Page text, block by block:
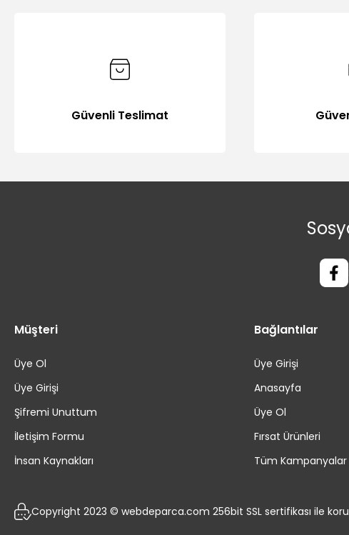
Güvenli Teslimat
Müşteri
Üye Ol
Üye Girişi
Şifremi Unuttum
İletişim Formu
İnsan Kaynakları
Bağlantılar
Üye Girişi
Anasayfa
Üye Ol
Fırsat Ürünleri
Tüm Kampanyalar
Copyright 2023 © webdeparca.com 256bit SSL sertifikası ile